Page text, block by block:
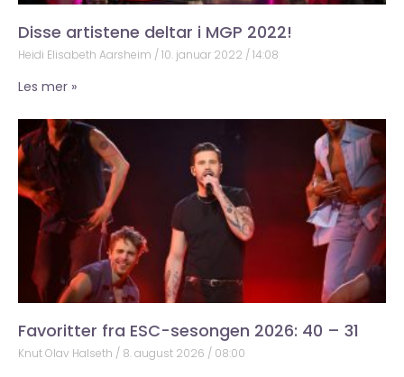
Disse artistene deltar i MGP 2022!
Heidi Elisabeth Aarsheim 10. januar 2022 14:08
Les mer »
Favoritter fra ESC-sesongen 2026: 40 – 31
Knut Olav Halseth 8. august 2026 08:00